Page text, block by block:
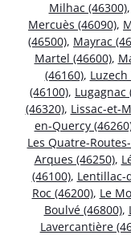
Milhac (46300),
Mercuès (46090),
(46500), Mayrac
Martel (46600),
(46160), Luzech
(46100), Lugagnac
(46320), Lissac-et-
en-Quercy
Les Quatre-
Arques (46250),
(46100), Lentillac-
Roc (46200), Le
Boulvé (46800),
Lavercantière